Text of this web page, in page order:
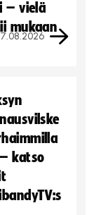
– vielä
mukaan
katso